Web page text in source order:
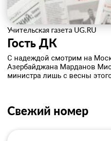
Учительская газета UG.RU
Гость ДК
С надеждой смотрим на
Азербайджана Марданов
министра лишь с весны
Свежий номер